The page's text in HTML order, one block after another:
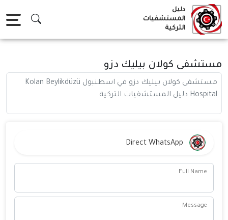
Skip
content
دليل
المستشفيات
التركية
مستشفى كولان بيليك دزو
مستشفى كولان بيليك دزو في اسطنبول Kolan Beylikdüzü
Hospital دليل المستشفيات التركية
Full Name
Message